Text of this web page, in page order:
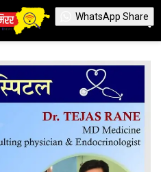
WhatsApp Share